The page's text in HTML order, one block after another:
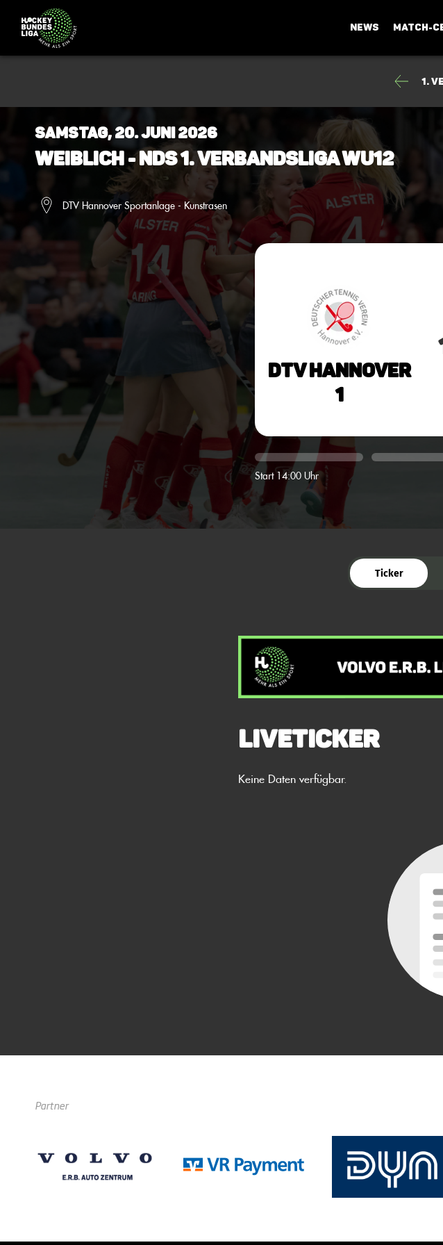
NEWS MATCH-
1.
Samstag, 20. Juni 2026
Weiblich - NDS 1. Verbandsliga wU12
DTV Hannover Sportanlage - Kunstrasen
DTV Hannover
1
Start 14:00 Uhr
Ticker
Liveticker
Keine Daten verfügbar.
Partner